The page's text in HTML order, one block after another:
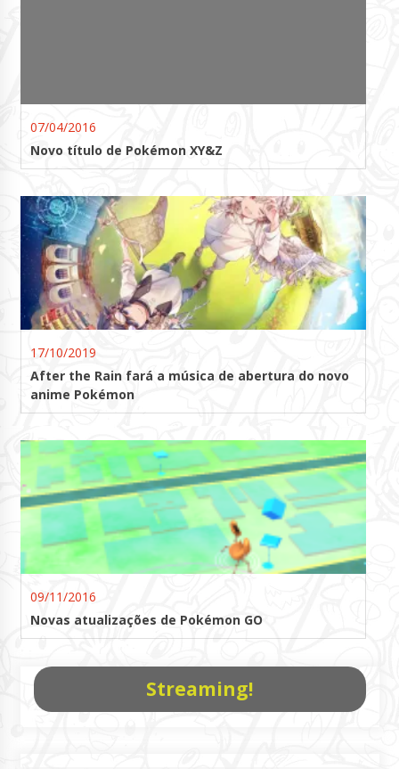
07/04/2016
Novo título de Pokémon XY&Z
17/10/2019
After the Rain fará a música de abertura do novo
anime Pokémon
09/11/2016
Novas atualizações de Pokémon GO
Streaming!